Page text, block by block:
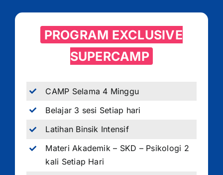
PROGRAM EXCLUSIVE
SUPERCAMP
CAMP Selama 4 Minggu
Belajar 3 sesi Setiap hari
Latihan Binsik Intensif
Materi Akademik – SKD – Psikologi 2
kali Setiap Hari